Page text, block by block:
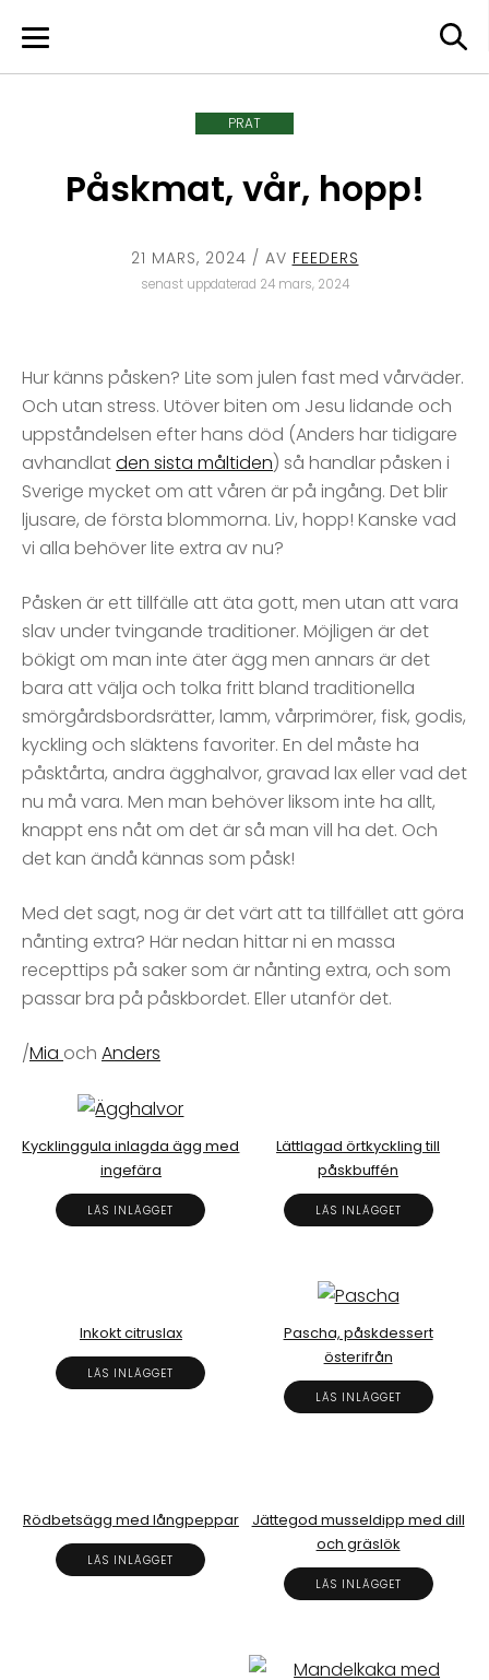
content
PRAT
Påskmat, vår, hopp!
21 MARS, 2024 / AV FEEDERS
senast uppdaterad 24 mars, 2024
Hur känns påsken? Lite som julen fast med vårväder.
Och utan stress. Utöver biten om Jesu lidande och
uppståndelsen efter hans död (Anders har tidigare
avhandlatden sista måltiden) så handlar påsken i
Sverige mycket om att våren är på ingång. Det blir
ljusare, de första blommorna. Liv, hopp! Kanske vad
vi alla behöver lite extra av nu?
Påsken är ett tillfälle att äta gott, men utan att vara
slav under tvingande traditioner. Möjligen är det
bökigt om man inte äter ägg men annars är det
bara att välja och tolka fritt bland traditionella
smörgårdsbordsrätter, lamm, vårprimörer, fisk, godis,
kyckling och släktens favoriter. En del måste ha
påsktårta, andra ägghalvor, gravad lax eller vad det
nu må vara. Men man behöver liksom inte ha allt,
knappt ens nåt om det är så man vill ha det. Och
det kan ändå kännas som påsk!
Med det sagt, nog är det värt att ta tillfället att göra
nånting extra? Här nedan hittar ni en massa
recepttips på saker som är nånting extra, och som
passar bra på påskbordet. Eller utanför det.
/Mia och Anders
Kycklinggula inlagda ägg med
ingefära
LÄS INLÄGGET
Lättlagad örtkyckling till
påskbuffén
LÄS INLÄGGET
Inkokt citruslax
LÄS INLÄGGET
Pascha, påskdessert
österifrån
LÄS INLÄGGET
Rödbetsägg med långpeppar
LÄS INLÄGGET
Jättegod musseldipp med dill
och gräslök
LÄS INLÄGGET